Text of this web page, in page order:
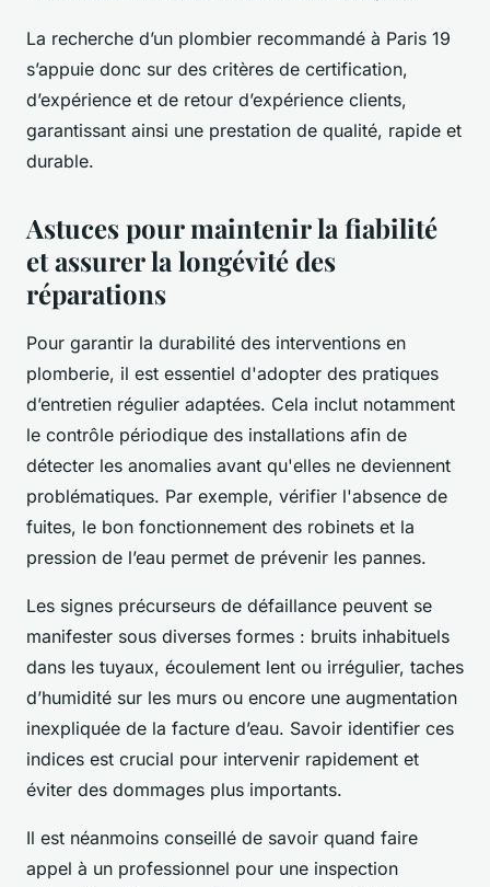
La recherche d’un plombier recommandé à Paris 19
s’appuie donc sur des critères de certification,
d’expérience et de retour d’expérience clients,
garantissant ainsi une prestation de qualité, rapide et
durable.
Astuces pour maintenir la fiabilité
et assurer la longévité des
réparations
Pour garantir la durabilité des interventions en
plomberie, il est essentiel d'adopter des pratiques
d’entretien régulier adaptées. Cela inclut notamment
le contrôle périodique des installations afin de
détecter les anomalies avant qu'elles ne deviennent
problématiques. Par exemple, vérifier l'absence de
fuites, le bon fonctionnement des robinets et la
pression de l’eau permet de prévenir les pannes.
Les signes précurseurs de défaillance peuvent se
manifester sous diverses formes : bruits inhabituels
dans les tuyaux, écoulement lent ou irrégulier, taches
d’humidité sur les murs ou encore une augmentation
inexpliquée de la facture d’eau. Savoir identifier ces
indices est crucial pour intervenir rapidement et
éviter des dommages plus importants.
Il est néanmoins conseillé de savoir quand faire
appel à un professionnel pour une inspection